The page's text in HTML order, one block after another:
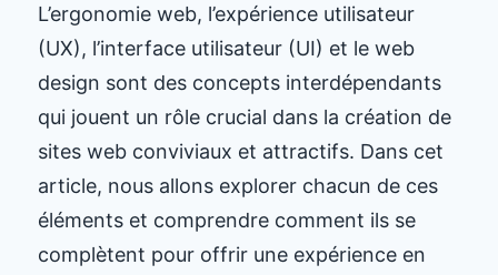
L’ergonomie web, l’expérience utilisateur
(UX), l’interface utilisateur (UI) et le web
design sont des concepts interdépendants
qui jouent un rôle crucial dans la création de
sites web conviviaux et attractifs. Dans cet
article, nous allons explorer chacun de ces
éléments et comprendre comment ils se
complètent pour offrir une expérience en